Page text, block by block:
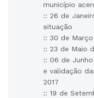
município
:: 26 de
situação
:: 30 de
:: 23 de Maio
:: 06 de
e validação
2017
:: 19 de